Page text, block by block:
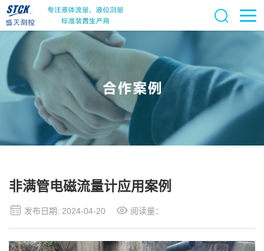
非满管电磁流量计应用案例
发布日期: 2024-04-20 阅读量：